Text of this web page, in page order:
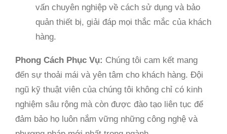
vấn chuyên nghiệp về cách sử dụng và bảo
quản thiết bị, giải đáp mọi thắc mắc của khách
hàng.
Phong Cách Phục Vụ: Chúng tôi cam kết mang
đến sự thoải mái và yên tâm cho khách hàng. Đội
ngũ kỹ thuật viên của chúng tôi không chỉ có kinh
nghiệm sâu rộng mà còn được đào tạo liên tục để
đảm bảo họ luôn nắm vững những công nghệ và